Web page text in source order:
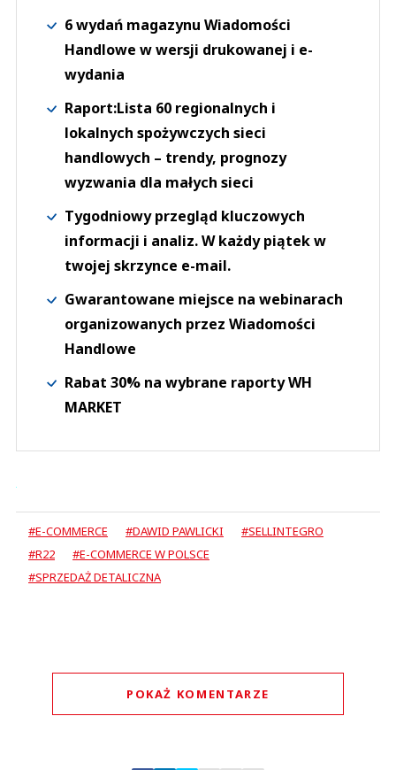
6 wydań magazynu Wiadomości
Handlowe w wersji drukowanej i e-
wydania
Raport:Lista 60 regionalnych i
lokalnych spożywczych sieci
handlowych – trendy, prognozy
wyzwania dla małych sieci
Tygodniowy przegląd kluczowych
informacji i analiz. W każdy piątek w
twojej skrzynce e-mail.
Gwarantowane miejsce na webinarach
organizowanych przez Wiadomości
Handlowe
Rabat 30% na wybrane raporty WH
MARKET
#E-COMMERCE #DAWID PAWLICKI
#SELLINTEGRO
#R22
#E-COMMERCE W POLSCE
#SPRZEDAŻ DETALICZNA
POKAŻ KOMENTARZE